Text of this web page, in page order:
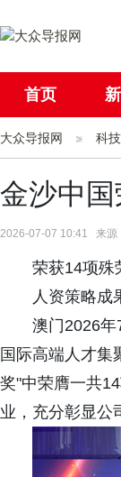
首页
社会
大众导报网 科技
金沙中
2026-07-07 10:41 来源
荣获14项
人资策略成
澳门2026
国际高端人才集
奖"中荣膺一共
业，充分彰显公